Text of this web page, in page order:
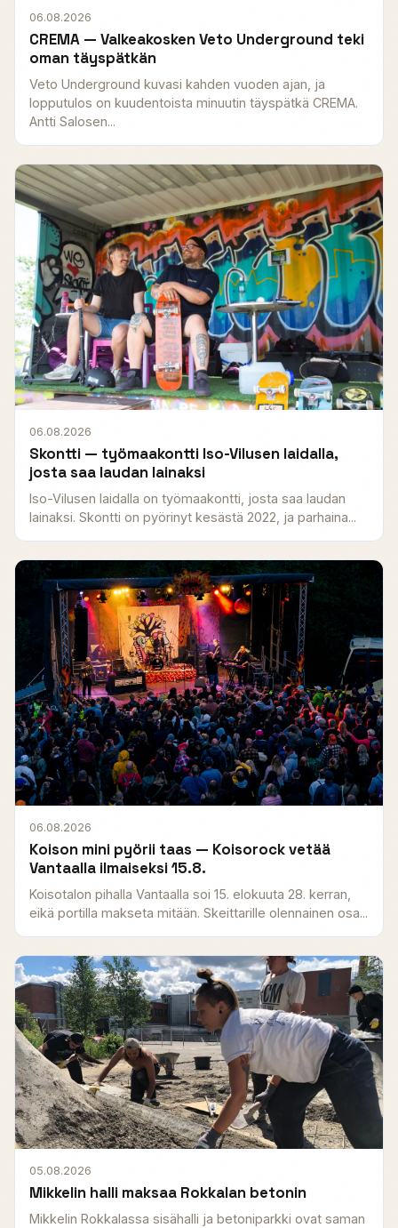
06.08.2026
CREMA — Valkeakosken Veto Underground teki
oman täyspätkän
Veto Underground kuvasi kahden vuoden ajan, ja
lopputulos on kuudentoista minuutin täyspätkä CREMA.
Antti Salosen...
06.08.2026
Skontti — työmaakontti Iso-Vilusen laidalla,
josta saa laudan lainaksi
Iso-Vilusen laidalla on työmaakontti, josta saa laudan
lainaksi. Skontti on pyörinyt kesästä 2022, ja parhaina...
06.08.2026
Koison mini pyörii taas — Koisorock vetää
Vantaalla ilmaiseksi 15.8.
Koisotalon pihalla Vantaalla soi 15. elokuuta 28. kerran,
eikä portilla makseta mitään. Skeittarille olennainen osa...
05.08.2026
Mikkelin halli maksaa Rokkalan betonin
Mikkelin Rokkalassa sisähalli ja betoniparkki ovat saman